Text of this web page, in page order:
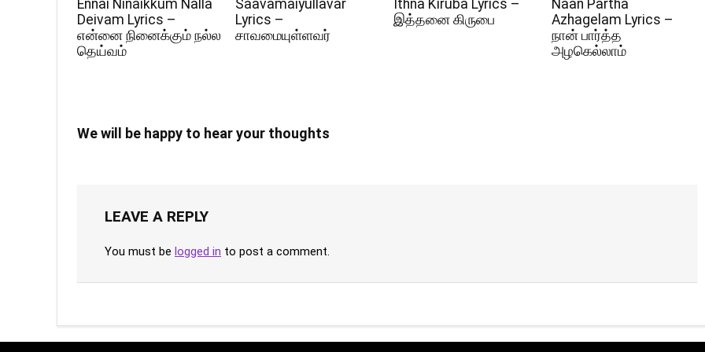
Ennai Ninaikkum Nalla
Deivam Lyrics –
என்னை நினைக்கும் நல்ல
தெய்வம்
Saavamaiyullavar
Lyrics –
சாவமையுள்ளவர்
Ithna Kiruba Lyrics –
இத்தனை கிருபை
Naan Partha
Azhagelam Lyrics –
நான் பார்த்த
அழகெல்லாம்
We will be happy to hear your thoughts
LEAVE A REPLY
You must be logged in to post a comment.